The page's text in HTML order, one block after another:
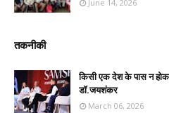
June 14, 2026
तकनीकी
किसी एक देश के पास न
डॉ.जयशंकर
March 06, 2026